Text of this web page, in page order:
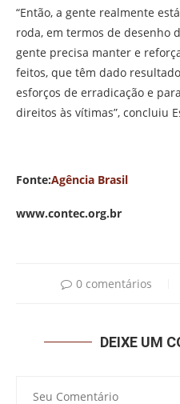
“Então, a gente realmente
roda, em termos de desenho
gente precisa manter e
feitos, que têm dado
esforços de erradicação e
direitos às vítimas”, concluiu
Fonte:Agência Brasil
www.contec.org.br
0 comentários
DEIXE UM